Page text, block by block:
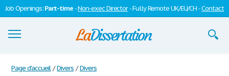
Job Openings:Part-time -Non-exec Director- Fully Remote UK/EU/CH -Contact
Dissertations
Page d'accueil / Divers / Divers